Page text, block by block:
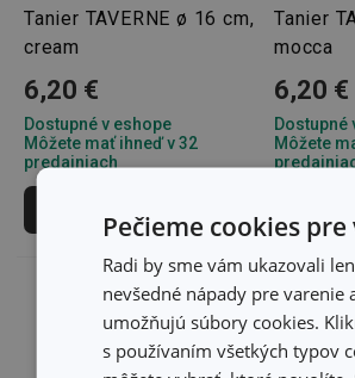
Tanier TAVERNE ø 16 cm,
cream
6,20 €
Dostupné v eshope
Môžete mať ihneď v 32
predajniach
Tanier
mocca
6,20 €
Dostupné
Môžete
Pečieme cookies
Radi by sme vám ukazovali
nevšedné nápady pre varenie
umožňujú súbory cookies.
s používaním všetkých typov